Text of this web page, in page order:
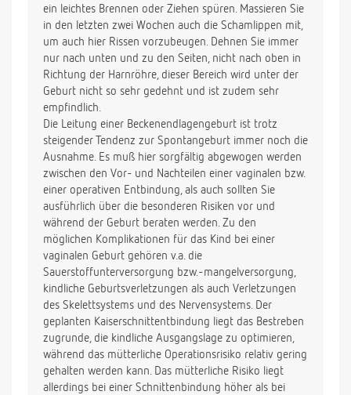
ein leichtes Brennen oder Ziehen spüren. Massieren Sie
in den letzten zwei Wochen auch die Schamlippen mit,
um auch hier Rissen vorzubeugen. Dehnen Sie immer
nur nach unten und zu den Seiten, nicht nach oben in
Richtung der Harnröhre, dieser Bereich wird unter der
Geburt nicht so sehr gedehnt und ist zudem sehr
empfindlich.
Die Leitung einer Beckenendlagengeburt ist trotz
steigender Tendenz zur Spontangeburt immer noch die
Ausnahme. Es muß hier sorgfältig abgewogen werden
zwischen den Vor- und Nachteilen einer vaginalen bzw.
einer operativen Entbindung, als auch sollten Sie
ausführlich über die besonderen Risiken vor und
während der Geburt beraten werden. Zu den
möglichen Komplikationen für das Kind bei einer
vaginalen Geburt gehören v.a. die
Sauerstoffunterversorgung bzw.-mangelversorgung,
kindliche Geburtsverletzungen als auch Verletzungen
des Skelettsystems und des Nervensystems. Der
geplanten Kaiserschnittentbindung liegt das Bestreben
zugrunde, die kindliche Ausgangslage zu optimieren,
während das mütterliche Operationsrisiko relativ gering
gehalten werden kann. Das mütterliche Risiko liegt
allerdings bei einer Schnittenbindung höher als bei